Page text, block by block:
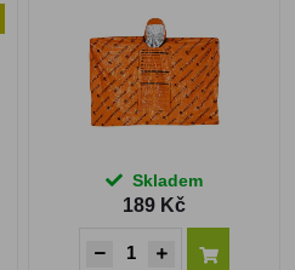
Skladem
189 Kč